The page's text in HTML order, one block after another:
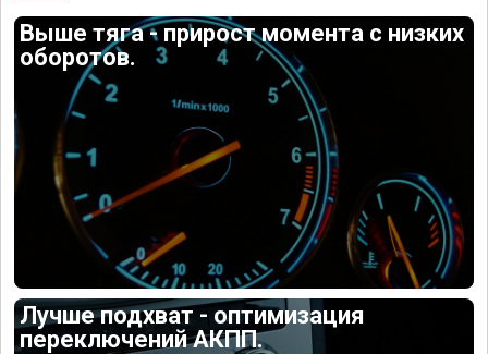
Выше тяга - прирост момента с низких
оборотов.
Лучше подхват - оптимизация
переключений АКПП.